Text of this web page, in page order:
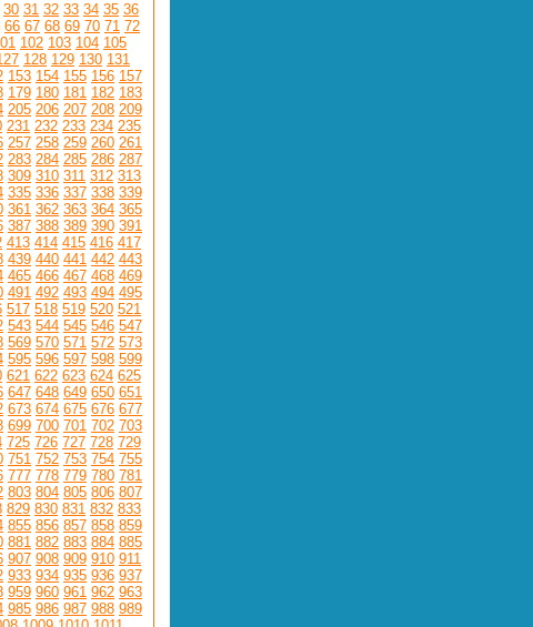
30 31 32 33 34 35 36
66 67 68 69 70 71 72
102 103 104 105
128 129 130 131
153 154 155 156 157
179 180 181 182 183
205 206 207 208 209
231 232 233 234 235
257 258 259 260 261
283 284 285 286 287
309 310 311 312 313
335 336 337 338 339
361 362 363 364 365
387 388 389 390 391
413 414 415 416 417
439 440 441 442 443
465 466 467 468 469
491 492 493 494 495
517 518 519 520 521
543 544 545 546 547
569 570 571 572 573
595 596 597 598 599
621 622 623 624 625
647 648 649 650 651
673 674 675 676 677
699 700 701 702 703
725 726 727 728 729
751 752 753 754 755
777 778 779 780 781
803 804 805 806 807
829 830 831 832 833
855 856 857 858 859
881 882 883 884 885
907 908 909 910 911
933 934 935 936 937
959 960 961 962 963
985 986 987 988 989